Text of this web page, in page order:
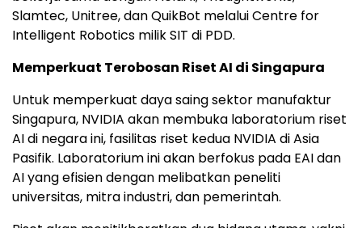
Slamtec, Unitree, dan QuikBot melalui Centre for
Intelligent Robotics milik SIT di PDD.
Memperkuat Terobosan Riset AI di Singapura
Untuk memperkuat daya saing sektor manufaktur
Singapura, NVIDIA akan membuka laboratorium riset
AI di negara ini, fasilitas riset kedua NVIDIA di Asia
Pasifik. Laboratorium ini akan berfokus pada EAI dan
AI yang efisien dengan melibatkan peneliti
universitas, mitra industri, dan pemerintah.